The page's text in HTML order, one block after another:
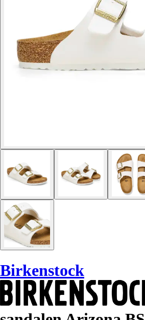
Birkenstock